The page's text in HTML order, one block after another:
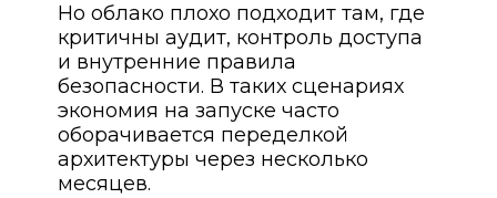
Но облако плохо подходит там, где
критичны аудит, контроль доступа
и внутренние правила
безопасности. В таких сценариях
экономия на запуске часто
оборачивается переделкой
архитектуры через несколько
месяцев.